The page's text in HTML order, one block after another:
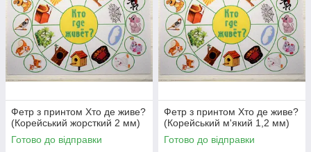
Фетр з принтом Хто де живе?
(Корейський жорсткий 2 мм)
Готово до відправки
Фетр з принтом Хто де живе?
(Корейський м'який 1,2 мм)
Готово до відправки